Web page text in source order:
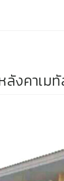
ลังคาเม